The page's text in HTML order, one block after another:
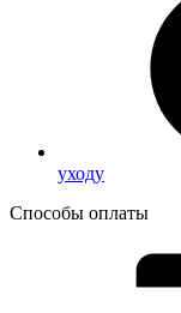
уходу
Способы оплаты